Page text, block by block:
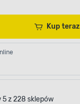
Kup teraz
z 228 sklepów